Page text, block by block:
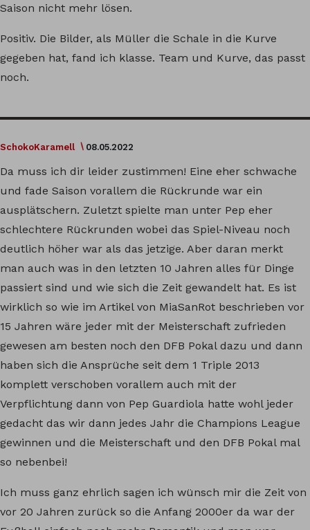
Saison nicht mehr lösen.
Positiv. Die Bilder, als Müller die Schale in die Kurve
gegeben hat, fand ich klasse. Team und Kurve, das passt
noch.
SchokoKaramell 08.05.2022
Da muss ich dir leider zustimmen! Eine eher schwache
und fade Saison vorallem die Rückrunde war ein
ausplätschern. Zuletzt spielte man unter Pep eher
schlechtere Rückrunden wobei das Spiel-Niveau noch
deutlich höher war als das jetzige. Aber daran merkt
man auch was in den letzten 10 Jahren alles für Dinge
passiert sind und wie sich die Zeit gewandelt hat. Es ist
wirklich so wie im Artikel von MiaSanRot beschrieben vor
15 Jahren wäre jeder mit der Meisterschaft zufrieden
gewesen am besten noch den DFB Pokal dazu und dann
haben sich die Ansprüche seit dem 1 Triple 2013
komplett verschoben vorallem auch mit der
Verpflichtung dann von Pep Guardiola hatte wohl jeder
gedacht das wir dann jedes Jahr die Champions League
gewinnen und die Meisterschaft und den DFB Pokal mal
so nebenbei!
Ich muss ganz ehrlich sagen ich wünsch mir die Zeit von
vor 20 Jahren zurück so die Anfang 2000er da war der